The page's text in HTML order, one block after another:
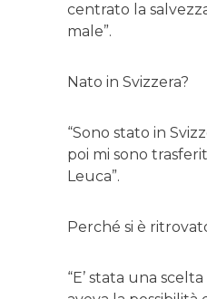
centrato la
male”.
Nato in Svizzera?
“Sono stato in
poi mi sono
Leuca”.
Perché si è
“E’ stata una